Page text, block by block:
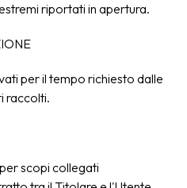
riportati in apertura.
per il tempo richiesto dalle
raccolti.
scopi collegati